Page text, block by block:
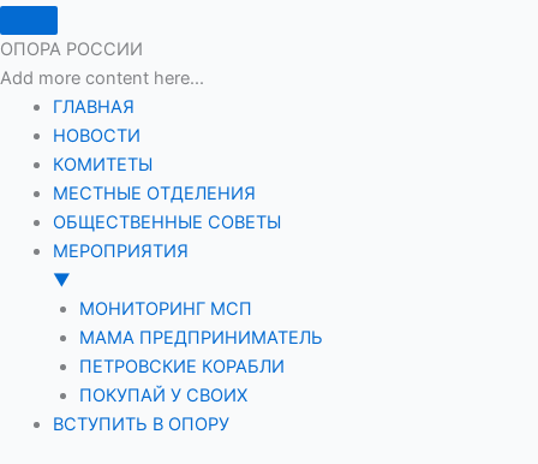
ОПОРА РОССИИ
Add more content here...
ГЛАВНАЯ
НОВОСТИ
КОМИТЕТЫ
МЕСТНЫЕ ОТДЕЛЕНИЯ
ОБЩЕСТВЕННЫЕ СОВЕТЫ
МЕРОПРИЯТИЯ
▼
МОНИТОРИНГ МСП
МАМА ПРЕДПРИНИМАТЕЛЬ
ПЕТРОВСКИЕ КОРАБЛИ
ПОКУПАЙ У СВОИХ
ВСТУПИТЬ В ОПОРУ